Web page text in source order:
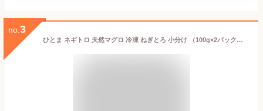
no. 3
ひとま ネギトロ 天然マグロ 冷凍 ねぎとろ 小分け （100g×2パック） 200g 【まぐろのSANKO海商】 まぐろたたき 個包装 ＼買えば買うほどお得！／ 海鮮丼 手巻き寿司 まぐろ マグロ 鮪 ＼まぐろ一筋40年！／ 浜松の仲卸直送！